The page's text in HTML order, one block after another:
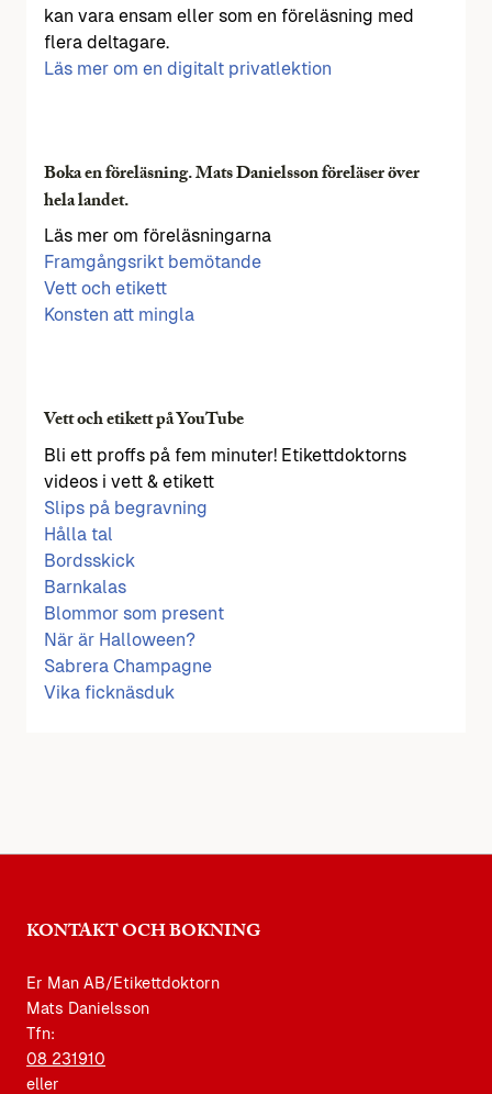
kan vara ensam eller som en föreläsning med
flera deltagare.
Läs mer om en digitalt privatlektion
Boka en föreläsning. Mats Danielsson föreläser över
hela landet.
Läs mer om föreläsningarna
Framgångsrikt bemötande
Vett och etikett
Konsten att mingla
Vett och etikett på YouTube
Bli ett proffs på fem minuter! Etikettdoktorns
videos i vett & etikett
Slips på begravning
Hålla tal
Bordsskick
Barnkalas
Blommor som present
När är Halloween?
Sabrera Champagne
Vika ficknäsduk
KONTAKT OCH BOKNING
Er Man AB/Etikettdoktorn
Mats Danielsson
Tfn:
08 231910
eller